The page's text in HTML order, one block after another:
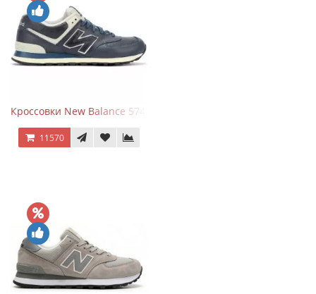
Кроссовки New Balance 574 Classic Blue White Leather
11570